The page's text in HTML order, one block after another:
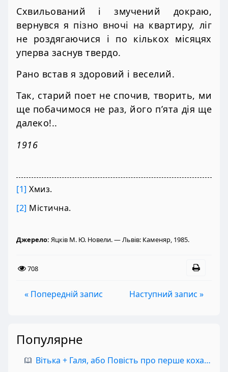
Схвильований і змучений докраю,
вернувся я пізно вночі на квартиру, ліг
не роздягаючися і по кількох місяцях
уперва заснув твердо.
Рано встав я здоровий і веселий.
Так, старий поет не спочив, творить, ми
ще побачимося не раз, його п’ята дія ще
далеко!..
1916
[1] Хмиз.
[2] Містична.
Джерело: Яцків М. Ю. Новели. — Львів: Каменяр, 1985.
708
« Попередній запис Наступний запис »
Популярне
Вітька + Галя, або Повість про перше кохання